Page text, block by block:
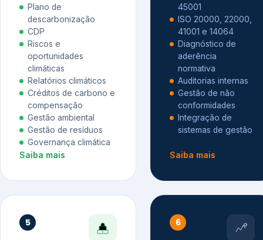
Plano de
descarbonização
CDP
Riscos e
oportunidades
climáticas
Relatórios climáticos
Créditos de carbono e
compensação
Gestão ambiental
Gestão de resíduos
Governança climática
Saiba mais
45001
ISO 20000, 22000,
41001 e 14064
Diagnóstico de
aderência
normativa
Auditorias internas
Gestão de não
conformidades
Integração de
sistemas de gestão
Saiba mais
5 6